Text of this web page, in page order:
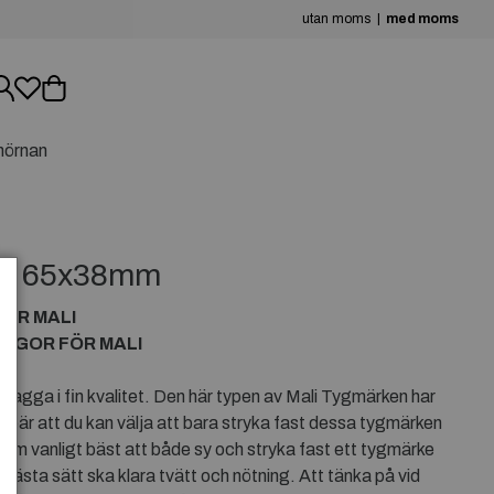
utan moms med moms
65x38mm
MALI
FÖR MALI
i fin kvalitet. Den här typen av Mali Tygmärken har
att du kan välja att bara stryka fast dessa tygmärken
vanligt bäst att både sy och stryka fast ett tygmärke
sätt ska klara tvätt och nötning. Att tänka på vid